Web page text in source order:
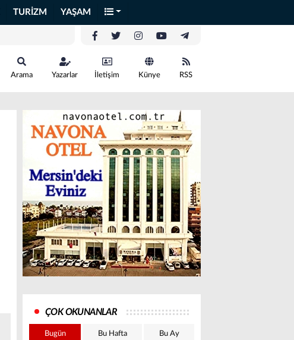
TURİZM YAŞAM
Arama Yazarlar İletişim Künye RSS
ÇOK OKUNANLAR
Bugün Bu Hafta Bu Ay